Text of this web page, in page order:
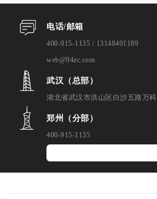
电话/邮箱
400-915-1135 / 13148401189
web@94zc.com
武汉（总部）
湖北省武汉市洪山区白沙五路万
郑州（分部）
400-915-1135